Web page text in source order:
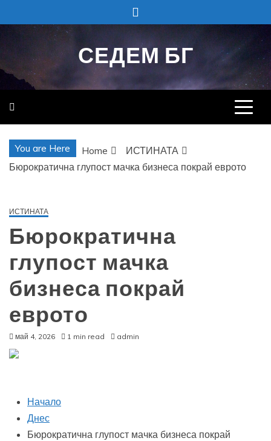
to
СЕДЕМ БГ
You are Here Home
ИСТИНАТА
Бюрократична глупост мачка бизнеса покрай еврото
ИСТИНАТА
Бюрократична
глупост мачка
бизнеса покрай
еврото
май 4, 2026 1 min read admin
Начало
Днес
Бюрократична глупост мачка бизнеса покрай